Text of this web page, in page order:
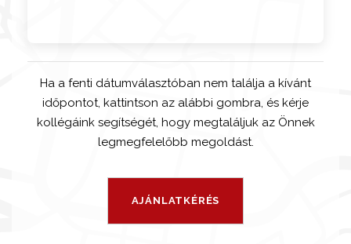
Ha a fenti dátumválasztóban nem találja a kívánt
időpontot, kattintson az alábbi gombra, és kérje
kollégáink segítségét, hogy megtaláljuk az Önnek
legmegfelelőbb megoldást.